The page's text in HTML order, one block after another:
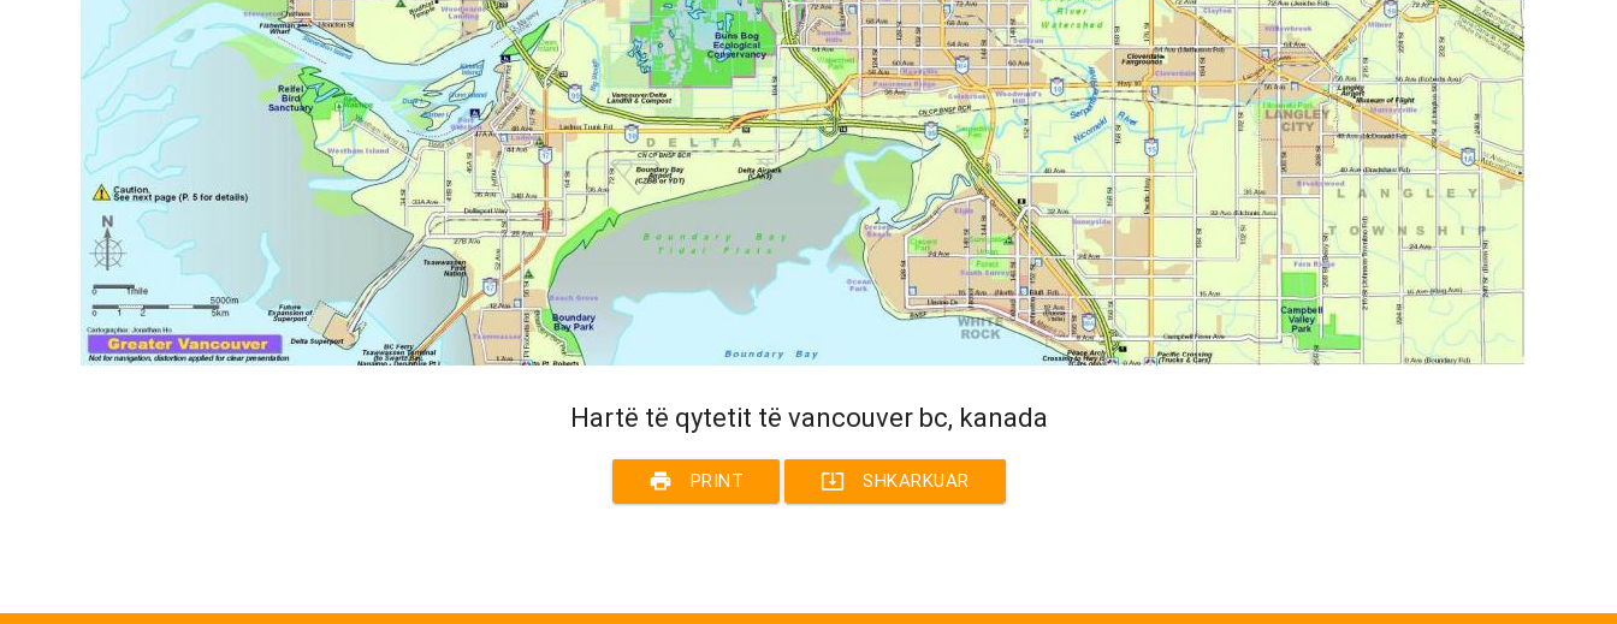
Hartë të qytetit të vancouver bc, kanada
print PRINT system_update_alt SHKARKUAR